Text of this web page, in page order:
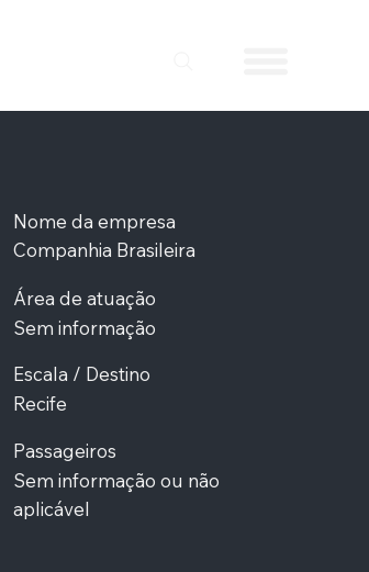
Nome da empresa
Companhia Brasileira
Área de atuação
Sem informação
Escala / Destino
Recife
Passageiros
Sem informação ou não
aplicável